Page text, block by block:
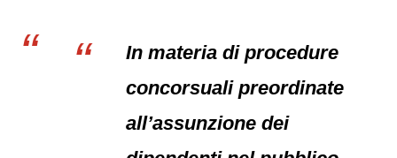
In materia di procedure
concorsuali preordinate
all’assunzione dei